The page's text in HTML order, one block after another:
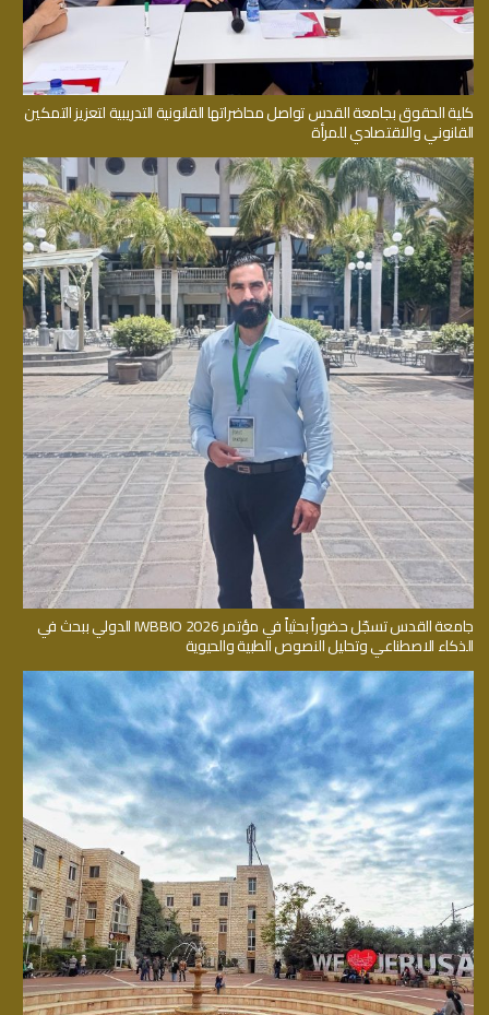
كلية الحقوق بجامعة القدس تواصل محاضراتها القانونية التدريبية لتعزيز التمكين
القانوني والاقتصادي للمرأة
جامعة القدس تسجّل حضوراً بحثياً في مؤتمر IWBBIO 2026 الدولي ببحث في
الذكاء الاصطناعي وتحليل النصوص الطبية والحيوية